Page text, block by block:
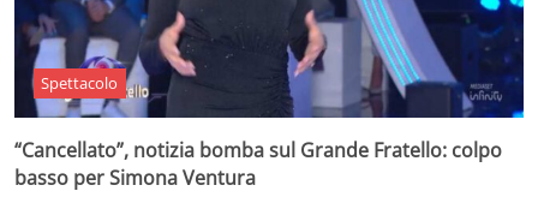
Spettacolo
“Cancellato”, notizia bomba sul Grande Fratello: colpo
basso per Simona Ventura